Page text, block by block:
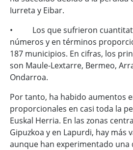
Iurreta y Eibar.
• Los que sufrieron
números y en términos
187 municipios. En cifras, los
son Maule-Lextarre, Bermeo,
Ondarroa.
Por tanto, ha habido aumentos
proporcionales en casi toda la
Euskal Herria. En las zonas
Gipuzkoa y en Lapurdi, hay más
aunque han experimentado una